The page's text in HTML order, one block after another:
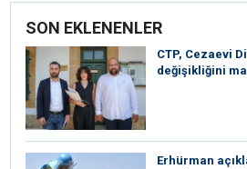
SON EKLENENLER
CTP, Cezaevi
değişikliğini
Erhürman